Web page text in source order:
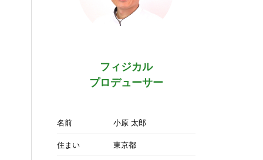
フィジカル
プロデューサー
名前
小原 太郎
住まい
東京都